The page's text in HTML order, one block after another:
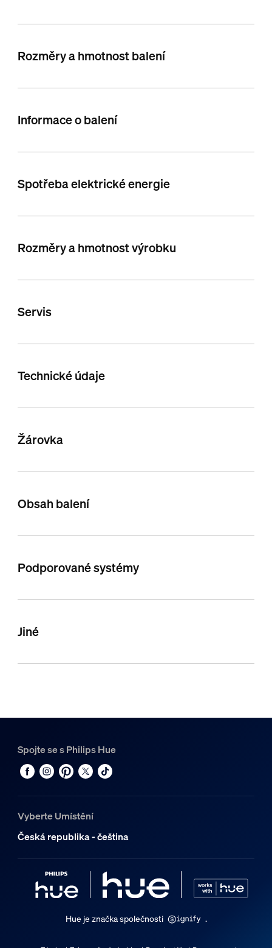
Rozměry a hmotnost balení
Informace o balení
Spotřeba elektrické energie
Rozměry a hmotnost výrobku
Servis
Technické údaje
Žárovka
Obsah balení
Podporované systémy
Jiné
Spojte se s Philips Hue
Vyberte Umístění
Česká republika - čeština
Hue je značka společnosti .